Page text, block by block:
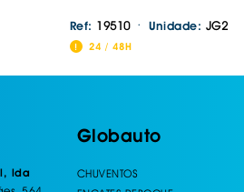
Ref: 19510 · Unidade: JG2
24 / 48H
lda
Globauto
CHUVENTOS